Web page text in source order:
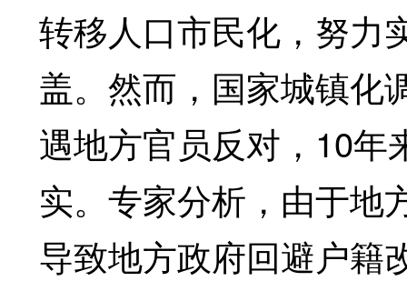
转移人口市民化，努力
盖。然而，国家城镇化
遇地方官员反对，10年
实。专家分析，由于地
导致地方政府回避户籍